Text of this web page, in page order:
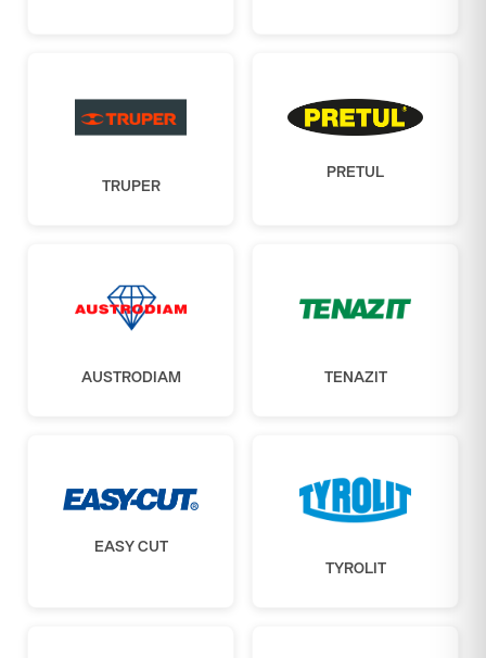
TRUPER
PRETUL
AUSTRODIAM TENAZIT
EASY CUT
TYROLIT